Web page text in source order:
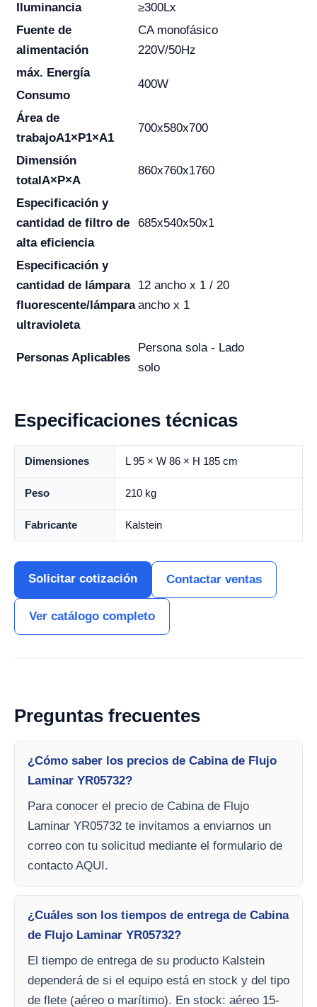
Iluminancia
≥300Lx
Fuente de
alimentación
CA monofásico
220V/50Hz
máx. Energía
400W
Consumo
Área de
trabajoA1×P1×A1
700x580x700
Dimensión
totalA×P×A
860x760x1760
Especificación y
cantidad de filtro de
alta eficiencia
685x540x50x1
Especificación y
cantidad de lámpara
fluorescente/lámpara
ultravioleta
12 ancho x 1 / 20
ancho x 1
Personas Aplicables
Persona sola - Lado
solo
Especificaciones técnicas
Dimensiones L 95 × W 86 × H 185 cm
Peso 210 kg
Fabricante Kalstein
Solicitar cotización Contactar ventas
Ver catálogo completo
Preguntas frecuentes
¿Cómo saber los precios de Cabina de Flujo
Laminar YR05732?
Para conocer el precio de Cabina de Flujo
Laminar YR05732 te invitamos a enviarnos un
correo con tu solicitud mediante el formulario de
contacto AQUI.
¿Cuáles son los tiempos de entrega de Cabina
de Flujo Laminar YR05732?
El tiempo de entrega de su producto Kalstein
dependerá de si el equipo está en stock y del tipo
de flete (aéreo o marítimo). En stock: aéreo 15-